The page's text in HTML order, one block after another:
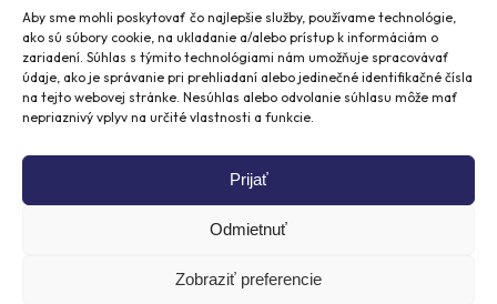
Aby sme mohli poskytovať čo najlepšie služby, používame technológie,
ako sú súbory cookie, na ukladanie a/alebo prístup k informáciám o
zariadení. Súhlas s týmito technológiami nám umožňuje spracovávať
údaje, ako je správanie pri prehliadaní alebo jedinečné identifikačné čísla
na tejto webovej stránke. Nesúhlas alebo odvolanie súhlasu môže mať
nepriaznivý vplyv na určité vlastnosti a funkcie.
Prijať
Odmietnuť
Zobraziť preferencie
Prepojenie Děkovačky s Boldem
Pripojenie Děkovačky k Brevu
Pripojenie Děkovačky na Mailchimp
Pripojenie Děkovačky na MailerLite
Pripojenie Děkovačky na Klaviyo